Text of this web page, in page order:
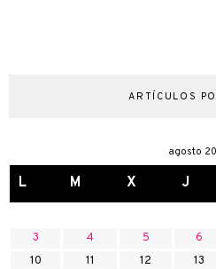
ARTÍCULOS
agosto
L M X J
3
4 5 6
10
11 12 13